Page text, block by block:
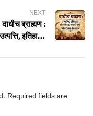
NEXT
दाधीच ब्राह्मण :
उत्पत्ति, इतिहास,
विस्तार
Required fields are